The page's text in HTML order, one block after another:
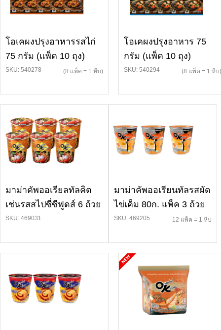
โอเคผงปรุงอาหารรสไก่
75 กรัม (แพ็ค 10 ถุง)
SKU: 540278 (8 แพ็ค = 1 หีบ)
โอเคผงปรุงอาหาร 75
กรัม (แพ็ค 10 ถุง)
SKU: 540294 (8 แพ็ค = 1 หีบ)
มาม่าคัพออเรียลทัลคิต
เช่นรสสไปซี่ซีฟูดส์ 6 ถ้วย
SKU: 469031
มาม่าคัพออเรียนทัลรสผัด
ไข่เค็ม 80ก. แพ็ค 3 ถ้วย
SKU: 469205 12 แพ็ค = 1 หีบ